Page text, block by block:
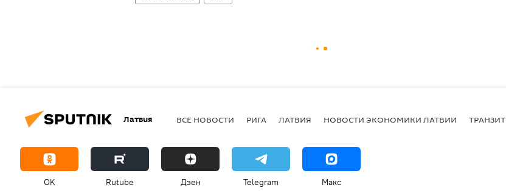
Латвия ВСЕ НОВОСТИ РИГА ЛАТВИЯ НОВОСТИ ЭКОНОМИКИ ЛАТВИИ ТРАНЗИТ
OK Rutube Дзен Telegram Макс